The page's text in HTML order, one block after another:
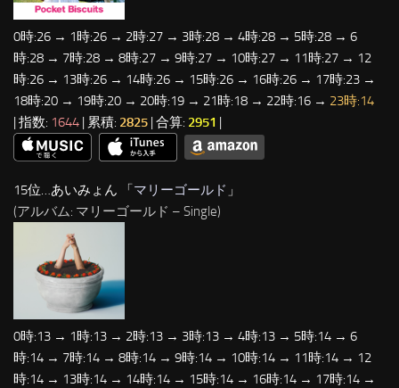
0時:26 → 1時:26 → 2時:27 → 3時:28 → 4時:28 → 5時:28 → 6
時:28 → 7時:28 → 8時:27 → 9時:27 → 10時:27 → 11時:27 → 12
時:26 → 13時:26 → 14時:26 → 15時:26 → 16時:26 → 17時:23 →
18時:20 → 19時:20 → 20時:19 → 21時:18 → 22時:16 → 23時:14
| 指数: 1644 | 累積: 2825 | 合算: 2951 |
15位…あいみょん 「マリーゴールド 」
(アルバム: マリーゴールド – Single)
0時:13 → 1時:13 → 2時:13 → 3時:13 → 4時:13 → 5時:14 → 6
時:14 → 7時:14 → 8時:14 → 9時:14 → 10時:14 → 11時:14 → 12
時:14 → 13時:14 → 14時:14 → 15時:14 → 16時:14 → 17時:14 →